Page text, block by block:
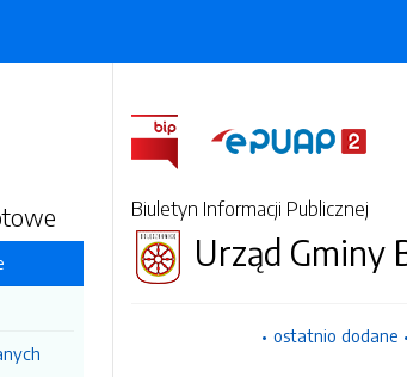
Biuletyn Informacji Publicznej
Urząd Gminy
ostatnio dodane